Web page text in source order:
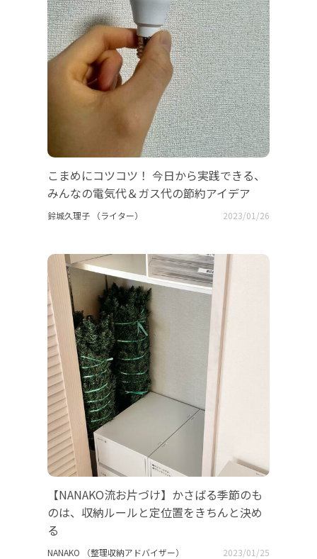
こまめにコツコツ！ 今日から実践できる、
みんなの電気代＆ガス代の節約アイデア
鈴城久理子 （ライター） 2023/01/26
【NANAKO流お片づけ】かさばる季節のも
のは、収納ルールと定位置をきちんと決め
る
NANAKO （整理収納アドバイザー） 2023/01/25